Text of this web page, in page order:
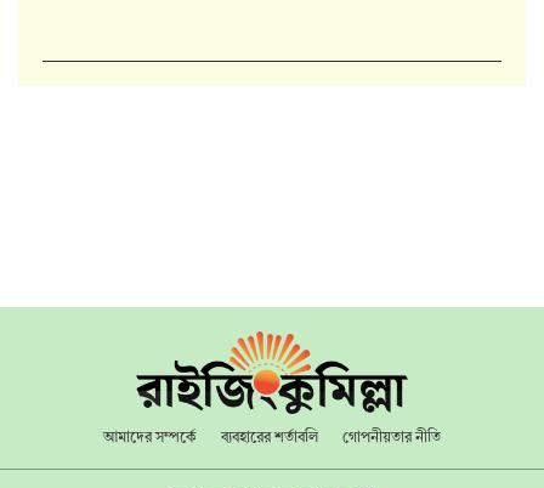
আমাদের সম্পর্কে ব্যবহারের শর্তাবলি গোপনীয়তার নীতি